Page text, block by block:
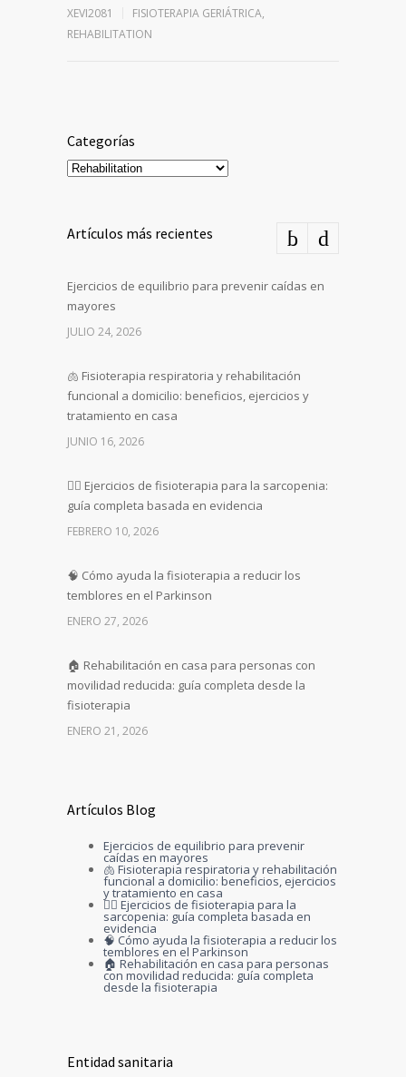
XEVI2081 FISIOTERAPIA GERIÁTRICA,
REHABILITATION
Categorías
Categorías
Artículos más recientes
Ejercicios de equilibrio para prevenir caídas en
mayores
JULIO 24, 2026
🫁 Fisioterapia respiratoria y rehabilitación
funcional a domicilio: beneficios, ejercicios y
tratamiento en casa
JUNIO 16, 2026
🏋️‍♀️ Ejercicios de fisioterapia para la sarcopenia:
guía completa basada en evidencia
FEBRERO 10, 2026
🧠 Cómo ayuda la fisioterapia a reducir los
temblores en el Parkinson
ENERO 27, 2026
🏠 Rehabilitación en casa para personas con
movilidad reducida: guía completa desde la
fisioterapia
ENERO 21, 2026
Artículos Blog
Ejercicios de equilibrio para prevenir
caídas en mayores
🫁 Fisioterapia respiratoria y rehabilitación
funcional a domicilio: beneficios, ejercicios
y tratamiento en casa
🏋️‍♀️ Ejercicios de fisioterapia para la
sarcopenia: guía completa basada en
evidencia
🧠 Cómo ayuda la fisioterapia a reducir los
temblores en el Parkinson
🏠 Rehabilitación en casa para personas
con movilidad reducida: guía completa
desde la fisioterapia
Entidad sanitaria